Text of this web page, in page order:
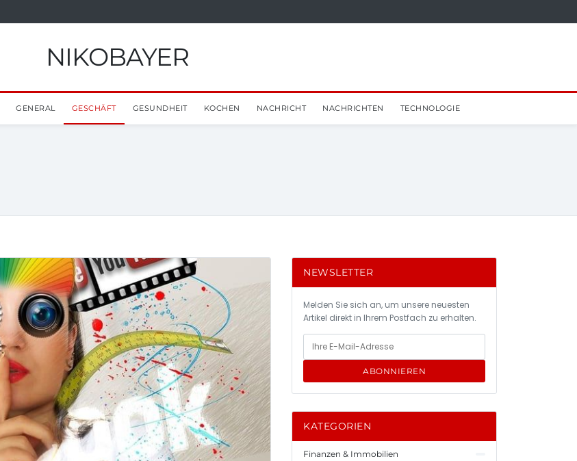
NIKOBAYER
GENERAL GESCHÄFT GESUNDHEIT KOCHEN NACHRICHT NACHRICHTEN TECHNOLOGIE
NEWSLETTER
Melden Sie sich an, um unsere neuesten
Artikel direkt in Ihrem Postfach zu erhalten.
ABONNIEREN
KATEGORIEN
Finanzen & Immobilien